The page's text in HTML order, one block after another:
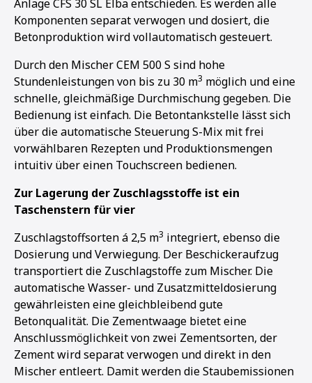
Anlage CFS 30 SL Elba entschieden. Es werden alle
Komponenten separat verwogen und dosiert, die
Betonproduktion wird vollautomatisch gesteuert.
Durch den Mischer CEM 500 S sind hohe
Stundenleistungen von bis zu 30 m3 möglich und eine
schnelle, gleichmäßige Durchmischung gegeben. Die
Bedienung ist einfach. Die Betontankstelle lässt sich
über die automatische Steuerung S-Mix mit frei
vorwählbaren Rezepten und Produktionsmengen
intuitiv über einen Touchscreen bedienen.
Zur Lagerung der Zuschlagsstoffe ist ein
Taschenstern für vier
Zuschlagstoffsorten á 2,5 m3 integriert, ebenso die
Dosierung und Verwiegung. Der Beschickeraufzug
transportiert die Zuschlagstoffe zum Mischer. Die
automatische Wasser- und Zusatzmitteldosierung
gewährleisten eine gleichbleibend gute
Betonqualität. Die Zementwaage bietet eine
Anschlussmöglichkeit von zwei Zementsorten, der
Zement wird separat verwogen und direkt in den
Mischer entleert. Damit werden die Staubemissionen